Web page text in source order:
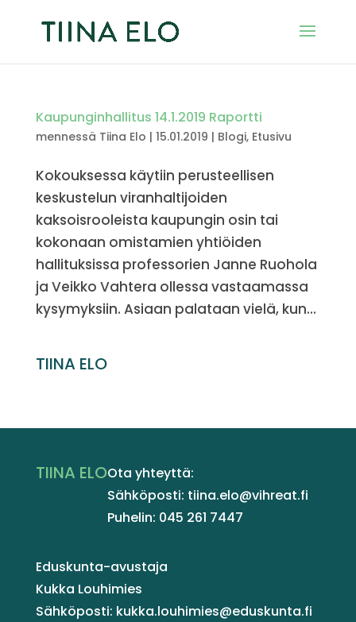
Kaupunginhallitus 14.1.2019 Raportti
mennessä Tiina Elo | 15.01.2019 | Blogi, Etusivu
Kokouksessa käytiin perusteellisen
keskustelun viranhaltijoiden
kaksoisrooleista kaupungin osin tai
kokonaan omistamien yhtiöiden
hallituksissa professorien Janne Ruohola
ja Veikko Vahtera ollessa vastaamassa
kysymyksiin. Asiaan palataan vielä, kun...
TIINA ELO
TIINA ELOOta yhteyttä:
Sähköposti: tiina.elo@vihreat.fi
Puhelin: 045 261 7447
Eduskunta-avustaja
Kukka Louhimies
Sähköposti: kukka.louhimies@eduskunta.fi